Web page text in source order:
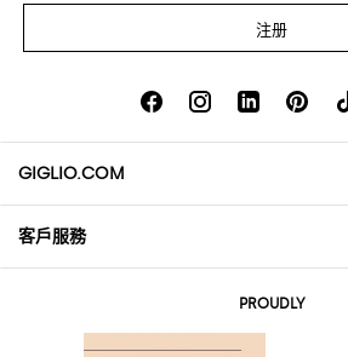
注册
GIGLIO.COM
About
客戶服務
PROUDLY